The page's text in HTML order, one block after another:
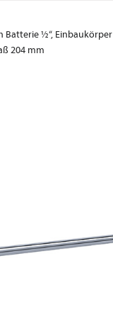
Batterie ½“, Einbaukörper
204 mm